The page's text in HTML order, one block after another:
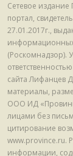
Сетевое
портал,
27.01.2017г.,
(Роскомнадзор).
сайта Лифанцев
материалы,
ООО ИД
лицами без
цитирование
www.province.ru.
информации,